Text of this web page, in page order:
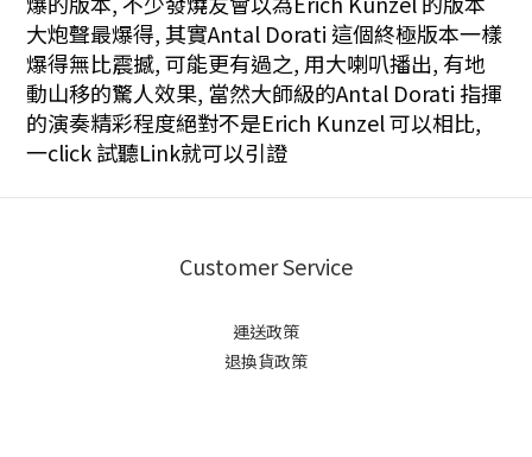
大炮聲最爆得, 其實Antal Dorati 這個終極版本一樣
爆得無比震撼, 可能更有過之, 用大喇叭播出, 有地
動山移的驚人效果, 當然大師級的Antal Dorati 指揮
的演奏精彩程度絕對不是Erich Kunzel 可以相比,
一click 試聽Link就可以引證
Customer Service
運送政策
退換貨政策